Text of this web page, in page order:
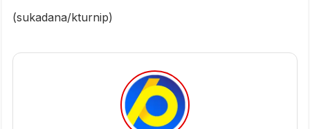
(sukadana/kturnip)